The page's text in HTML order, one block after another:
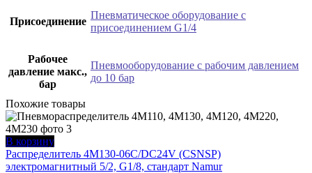
Присоединение
Пневматическое оборудование с
присоединением G1/4
Рабочее
давление макс.,
бар
Пневмооборудование с рабочим давлением
до 10 бар
Похожие товары
В корзину
Распределитель 4M130-06C/DC24V (CSNSP)
электромагнитный 5/2, G1/8, стандарт Namur